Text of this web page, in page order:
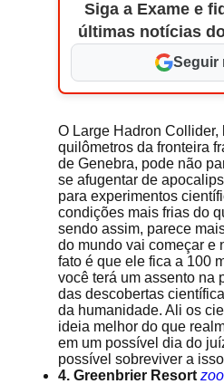
Siga a Exame e
últimas notícias
Seguir
O Large Hadron
quilômetros da fronteira
de Genebra, pode não
se afugentar de
para experimentos
condições mais frias do
sendo assim, parece
do mundo vai começar e
fato é que ele fica a 100
você terá um assento na
das descobertas
da humanidade. Ali os
ideia melhor do que
em um possível dia do
possível sobreviver a
4. Greenbrier Resort